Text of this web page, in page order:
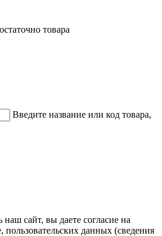
товара
Введите название или код товара,
сайт, вы даете согласие на
пользовательских данных (сведения